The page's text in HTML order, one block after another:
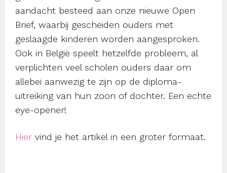
aandacht besteed aan onze nieuwe Open
Brief, waarbij gescheiden ouders met
geslaagde kinderen worden aangesproken.
Ook in België speelt hetzelfde probleem, al
verplichten veel scholen ouders daar om
allebei aanwezig te zijn op de diploma-
uitreiking van hun zoon of dochter. Een echte
eye-opener!
Hier vind je het artikel in een groter formaat.